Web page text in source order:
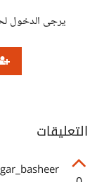
يرجى الدخول
التعليقات